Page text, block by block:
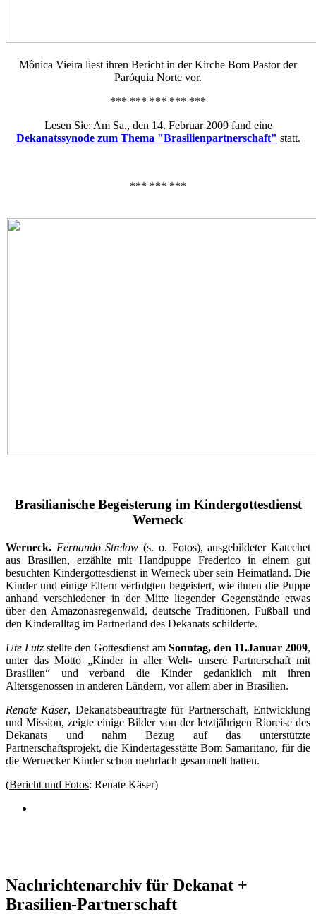
Mônica Vieira liest ihren Bericht in der Kirche Bom Pastor der
Paróquia Norte vor.
*** *** *** *** ***
Lesen Sie: Am Sa., den 14. Februar 2009 fand eine
Dekanatssynode zum Thema "Brasilienpartnerschaft" statt.
*** *** ***
Brasilianische Begeisterung im Kindergottesdienst
Werneck
Werneck. Fernando Strelow (s. o. Fotos), ausgebildeter Katechet
aus Brasilien, erzählte mit Handpuppe Frederico in einem gut
besuchten Kindergottesdienst in Werneck über sein Heimatland. Die
Kinder und einige Eltern verfolgten begeistert, wie ihnen die Puppe
anhand verschiedener in der Mitte liegender Gegenstände etwas
über den Amazonasregenwald, deutsche Traditionen, Fußball und
den Kinderalltag im Partnerland des Dekanats schilderte.
Ute Lutz stellte den Gottesdienst am Sonntag, den 11.Januar 2009,
unter das Motto „Kinder in aller Welt- unsere Partnerschaft mit
Brasilien“ und verband die Kinder gedanklich mit ihren
Altersgenossen in anderen Ländern, vor allem aber in Brasilien.
Renate Käser, Dekanatsbeauftragte für Partnerschaft, Entwicklung
und Mission, zeigte einige Bilder von der letztjährigen Rioreise des
Dekanats und nahm Bezug auf das unterstützte
Partnerschaftsprojekt, die Kindertagesstätte Bom Samaritano, für die
die Wernecker Kinder schon mehrfach gesammelt hatten.
(Bericht und Fotos: Renate Käser)
Nachrichtenarchiv für Dekanat +
Brasilien-Partnerschaft